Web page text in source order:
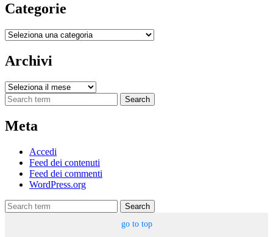
Categorie
Categorie
Archivi
Archivi
Search
Meta
Accedi
Feed dei contenuti
Feed dei commenti
WordPress.org
Search
go to top